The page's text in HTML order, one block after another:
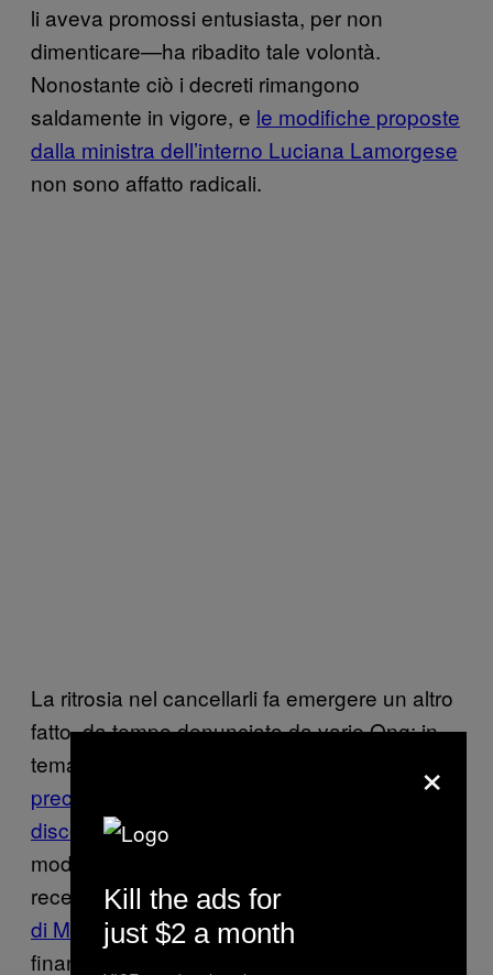
li aveva promossi entusiasta, per non
dimenticare—ha ribadito tale volontà.
Nonostante ciò i decreti rimangono
saldamente in vigore, e le modifiche proposte
dalla ministra dell’interno Luciana Lamorgese
non sono affatto radicali.
La ritrosia nel cancellarli fa emergere un altro
fatto, da tempo denunciato da varie Ong: in
tema d’immigrazione,
precedente non c’è mai stata una vera
discontinuità. “La comunicazione è stata
modificata, non c’è più quella barbarie del
recente passato,” ha detto
di Mediterranea. “Ma continua il
finanziamento alla guardia costiera libica e
×
Kill the ads for
just $2 a month